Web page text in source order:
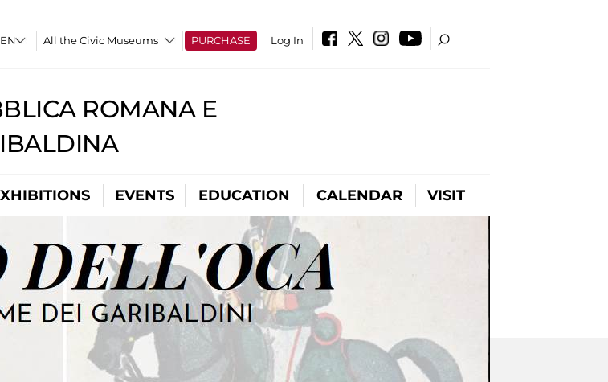
All the Civic Museums PURCHASE Log In
ROMANA E
EVENTS EDUCATION CALENDAR VISIT